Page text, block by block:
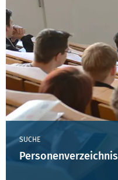
SUCHE
Personenverzeichnis